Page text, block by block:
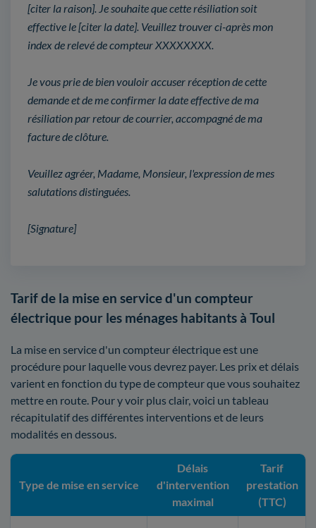
[citer la raison]. Je souhaite que cette résiliation soit
effective le [citer la date]. Veuillez trouver ci-après mon
index de relevé de compteur XXXXXXXX.
Je vous prie de bien vouloir accuser réception de cette
demande et de me confirmer la date effective de ma
résiliation par retour de courrier, accompagné de ma
facture de clôture.
Veuillez agréer, Madame, Monsieur, l'expression de mes
salutations distinguées.
[Signature]
Tarif de la mise en service d'un compteur
électrique pour les ménages habitants à Toul
La mise en service d'un compteur électrique est une
procédure pour laquelle vous devrez payer. Les prix et délais
varient en fonction du type de compteur que vous souhaitez
mettre en route. Pour y voir plus clair, voici un tableau
récapitulatif des différentes interventions et de leurs
modalités en dessous.
Type de mise en service
Délais
d'intervention
maximal
Tarif
prestation
(TTC)